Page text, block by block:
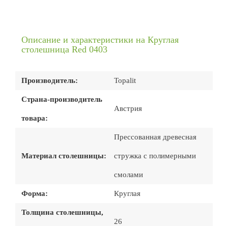
Описание и характеристики на Круглая
столешница Red 0403
Производитель: Topalit
Страна-производитель
товара:
Австрия
Материал столешницы:
Прессованная древесная
стружка с полимерными
смолами
Форма: Круглая
Толщина столешницы,
26